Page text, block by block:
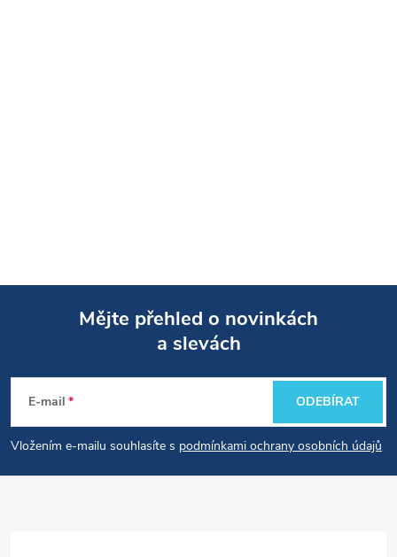
p
a
Mějte přehled o novinkách
a slevách
E-mail
Vložením e-mailu souhlasíte s podmínkami ochrany osobních údajů
ODEBÍRAT